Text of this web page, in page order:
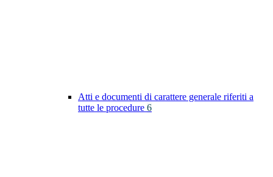
Atti e documenti di carattere generale riferiti a
tutte le procedure 6